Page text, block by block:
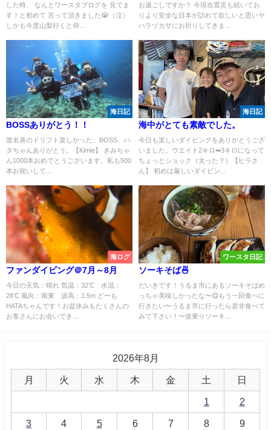
した時、 なんとワースタブログを 見てま
す！と初めて 言って頂きました😭（泣）
しかも今度山梨行くと仰...
お過ごしですか？ 今現在震災も続いてお
りより安全な日本が訪れて欲しいと思いヤ
ハラヅカサにお祈りしてきま...
海日記
BOSSありがとう！！
渡名喜のドリフト楽しかった。BOSS、ハ
タちゃんありがとう。【Kimie】 きみちゃ
ん1000本おめでとうございます。私も500
本お祝いして...
海日記
海中がとても素敵でした。
今日も楽しいダイビングをありがとうござ
いました。ウエイト2キロ➡3キロになって
ちょっとショック（太った？）【ヒラさ
ん】 初めは厳しいダイビン...
海ログ
ファンダイビング＠7月～8月
今日の天気：晴れ 気温：32℃ 水温：
28℃ 風向：南東 波高：1.5m どーも
HATAちゃんです！お盆休みもたくさんの
お客さんにお会いでき...
ワースタ日記
ソーキそば🍜
だいきです！うるま市にあるソーキそばめ
っちゃ美味しかったな〜😋もう一回食べに
行きたい〜うるま市に行ったら是非食べて
みて下さい！〜波乗りソーキ...
2026年8月
月 火 水 木 金 土 日
1 2
3 4 5 6 7 8 9